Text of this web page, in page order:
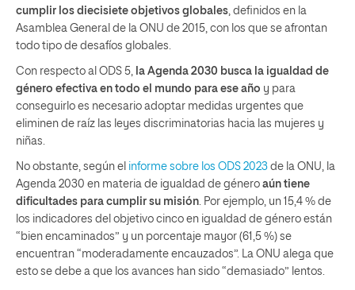
cumplir los diecisiete objetivos globales , definidos en la
Asamblea General de la ONU de 2015, con los que se afrontan
todo tipo de desafíos globales.
Con respecto al ODS 5, la Agenda 2030 busca la igualdad de
género efectiva en todo el mundo para ese año y para
conseguirlo es necesario adoptar medidas urgentes que
eliminen de raíz las leyes discriminatorias hacia las mujeres y
niñas.
No obstante, según el informe sobre los ODS 2023 de la ONU, la
Agenda 2030 en materia de igualdad de género aún tiene
dificultades para cumplir su misión . Por ejemplo, un 15,4 % de
los indicadores del objetivo cinco en igualdad de género están
“bien encaminados” y un porcentaje mayor (61,5 %) se
encuentran “moderadamente encauzados”. La ONU alega que
esto se debe a que los avances han sido “demasiado” lentos.